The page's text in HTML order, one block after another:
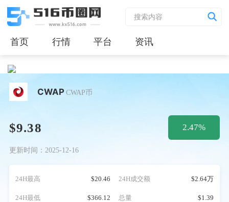
首页 行情 平台 资讯
CWAPCWAP币
$9.38 2.47%
更新时间：2025-12-16
24H最高 $20.46 24H成交额 $2.64万
24H最低 $366.12 总量 $1.39